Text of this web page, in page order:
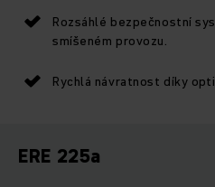
Rozsáhlé bezpečnostní
smíšeném provozu.
Rychlá návratnost díky
ERE 225a